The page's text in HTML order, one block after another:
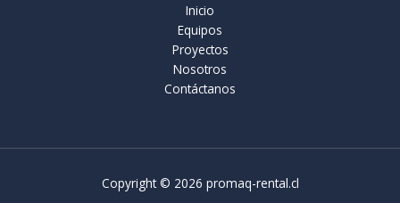
Inicio
Equipos
Proyectos
Nosotros
Contáctanos
Copyright © 2026 promaq-rental.cl